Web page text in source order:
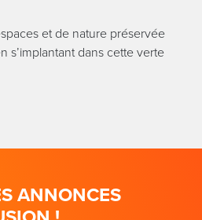
et de nature préservée
s’implantant dans cette verte
ANNONCES